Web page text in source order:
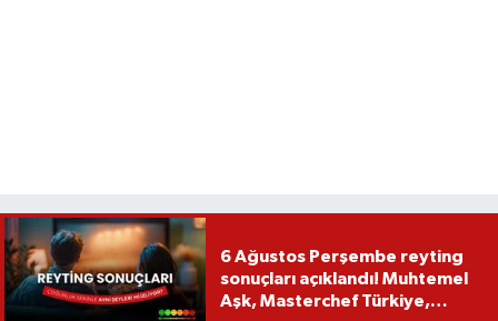
6 Ağustos Perşembe reyting
sonuçları açıklandı! Muhtemel
Aşk, Masterchef Türkiye,